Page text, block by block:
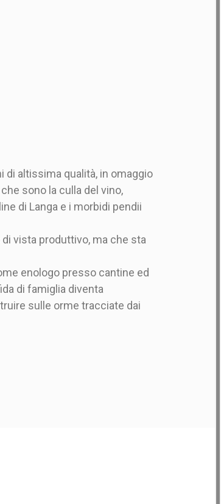
di altissima qualità, in omaggio
sono la culla del vino,
di Langa e i morbidi pendii
vista produttivo, ma che sta
enologo presso cantine ed
di famiglia diventa
sulle orme tracciate dai